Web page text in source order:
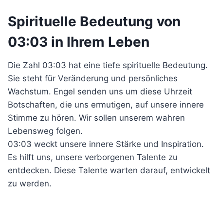
Spirituelle Bedeutung von
03:03 in Ihrem Leben
Die Zahl 03:03 hat eine tiefe spirituelle Bedeutung.
Sie steht für Veränderung und persönliches
Wachstum. Engel senden uns um diese Uhrzeit
Botschaften, die uns ermutigen, auf unsere innere
Stimme zu hören. Wir sollen unserem wahren
Lebensweg folgen.
03:03 weckt unsere innere Stärke und Inspiration.
Es hilft uns, unsere verborgenen Talente zu
entdecken. Diese Talente warten darauf, entwickelt
zu werden.